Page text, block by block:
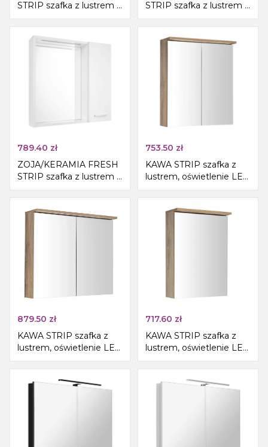
STRIP szafka z lustrem i
oświetleniem LED,
70x60x14cm, biały
STRIP szafka z lustrem i
oświetleniem LED,
60x60x14cm, lewa, biały
789.40 zł
ZOJA/KERAMIA FRESH
STRIP szafka z lustrem i
oświetleniem LED,
60x60x14cm, prawa, biały
753.50 zł
KAWA STRIP szafka z
lustrem, oświetlenie LED
60x70x22cm, dąb
emporio
879.50 zł
KAWA STRIP szafka z
lustrem, oświetlenie LED
80x70x22cm, dąb
emporio
717.60 zł
KAWA STRIP szafka z
lustrem, oświetlenie LED
50x70x22cm, dąb
emporio